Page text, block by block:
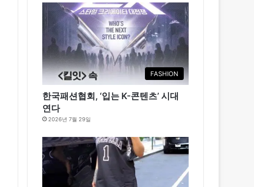
FASHION
한국패션협회, ‘입는 K-콘텐츠’ 시대
연다
2026년 7월 29일